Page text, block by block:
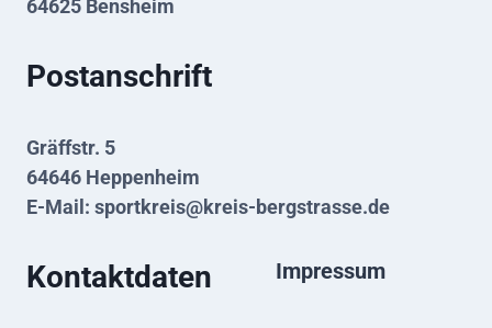
64625 Bensheim
Postanschrift
Gräffstr. 5
64646 Heppenheim
E-Mail: sportkreis@kreis-bergstrasse.de
Kontaktdaten Impressum